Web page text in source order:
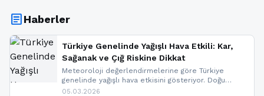
articleHaberler
Türkiye Genelinde Yağışlı Hava Etkili: Kar,
Sağanak ve Çığ Riskine Dikkat
Meteoroloji değerlendirmelerine göre Türkiye
genelinde yağışlı hava etkisini gösteriyor. Doğu
bölgelerinde kar yağışı beklenirken Marmara ve
05.03.2026